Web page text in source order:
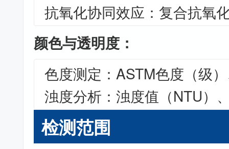
抗氧化协同效应：复合抗氧
颜色与透明度：
色度测定：ASTM色度（级
浊度分析：浊度值（NTU）
检测范围